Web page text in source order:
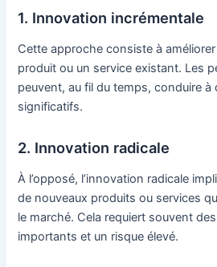
1. Innovation incrémentale
Cette approche consiste à
produit ou un service existant. Les
peuvent, au fil du temps, conduire
significatifs.
2. Innovation radicale
À l’opposé, l’innovation radicale
de nouveaux produits ou services
le marché. Cela requiert souvent
importants et un risque élevé.